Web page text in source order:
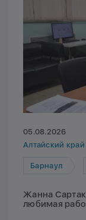
05.08.2026
Алтайский край
Барнаул
Жанна
любимая